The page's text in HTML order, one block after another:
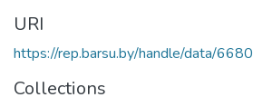
URI
https://rep.barsu.by/handle/data/6680
Collections